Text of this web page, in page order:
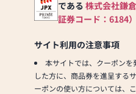
である 株式会社鎌
証券コード：6184）
サイト利用の注意事項
本サイトでは、クーポン
した方に、商品券を進呈する
ーポンの使い方については、